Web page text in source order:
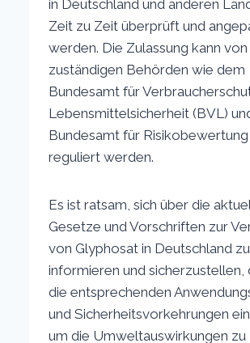
in Deutschland und anderen
Zeit zu Zeit überprüft und
werden. Die Zulassung kann
zuständigen Behörden wie dem
Bundesamt für
Lebensmittelsicherheit (BVL)
Bundesamt für
reguliert werden.
Es ist ratsam, sich über die
Gesetze und Vorschriften zur
von Glyphosat in Deutschland zu
informieren und sicherzustellen,
die entsprechenden
und Sicherheitsvorkehrungen
um die Umweltauswirkungen zu